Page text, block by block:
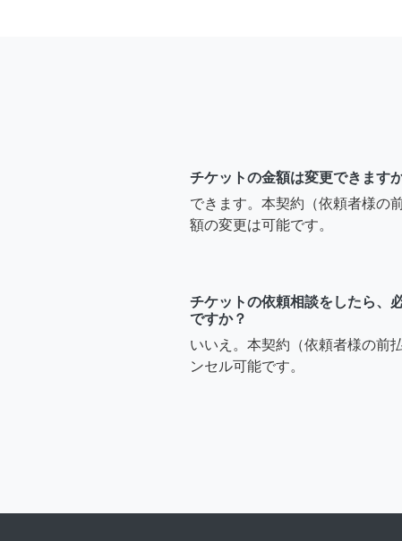
チケットの金額は変更できます
できます。本契約（依頼者様の
額の変更は可能です。
チケットの依頼相談をしたら、
ですか？
いいえ。本契約（依頼者様の前
ンセル可能です。